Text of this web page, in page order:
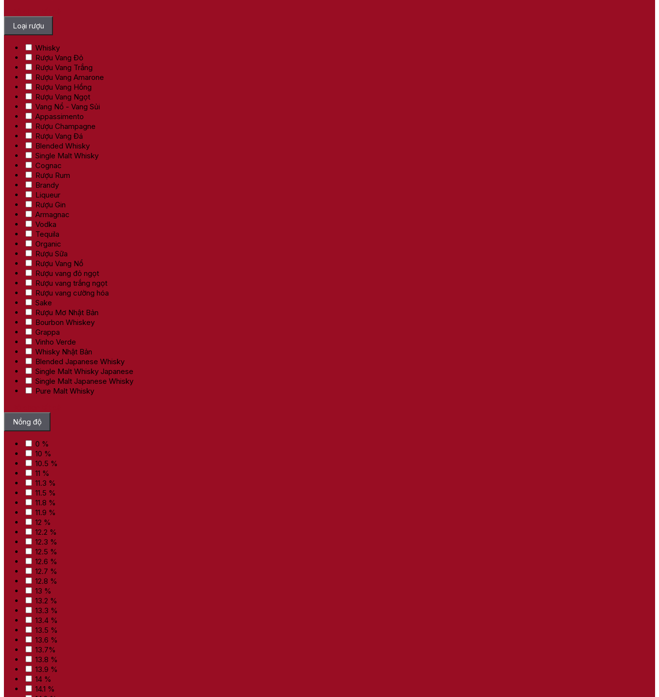
Loại rượu
Whisky
Rượu Vang Đỏ
Rượu Vang Trắng
Rượu Vang Amarone
Rượu Vang Hồng
Rượu Vang Ngọt
Vang Nổ - Vang Sủi
Appassimento
Rượu Champagne
Rượu Vang Đá
Blended Whisky
Single Malt Whisky
Cognac
Rượu Rum
Brandy
Liqueur
Rượu Gin
Armagnac
Vodka
Tequila
Organic
Rượu Sữa
Rượu Vang Nổ
Rượu vang đỏ ngọt
Rượu vang trắng ngọt
Rượu vang cường hóa
Sake
Rượu Mơ Nhật Bản
Bourbon Whiskey
Grappa
Vinho Verde
Whisky Nhật Bản
Blended Japanese Whisky
Single Malt Whisky Japanese
Single Malt Japanese Whisky
Pure Malt Whisky
Nồng độ
0 %
10 %
10.5 %
11 %
11.3 %
11.5 %
11.8 %
11.9 %
12 %
12.2 %
12.3 %
12.5 %
12.6 %
12.7 %
12.8 %
13 %
13.2 %
13.3 %
13.4 %
13.5 %
13.6 %
13.7%
13.8 %
13.9 %
14 %
14.1 %